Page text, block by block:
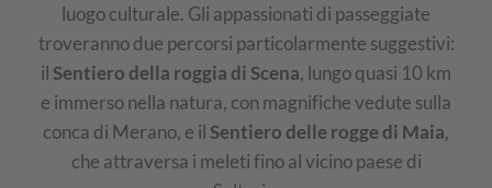
luogo culturale. Gli appassionati di passeggiate
troveranno due percorsi particolarmente suggestivi:
ilSentiero della roggia di Scena, lungo quasi 10 km
e immerso nella natura, con magnifiche vedute sulla
conca di Merano, e ilSentiero delle rogge di Maia,
che attraversa i meleti fino al vicino paese di